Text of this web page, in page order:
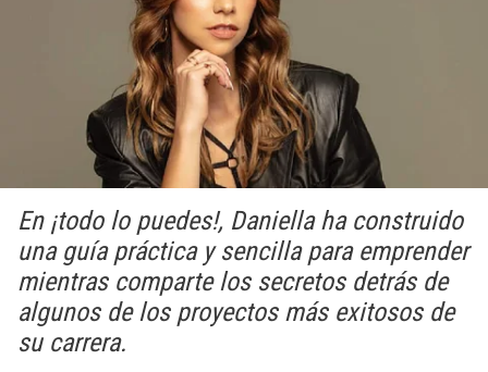
En ¡todo lo puedes!, Daniella ha construido
una guía práctica y sencilla para emprender
mientras comparte los secretos detrás de
algunos de los proyectos más exitosos de
su carrera.